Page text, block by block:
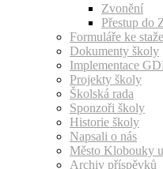
Zvonění
Přestup do
Formuláře ke
Dokumenty školy
Implementace
Projekty školy
Školská rada
Sponzoři školy
Historie školy
Napsali o nás
Město Klobouky
Archiv příspěvků